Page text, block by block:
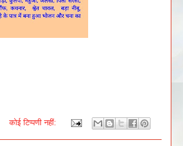
कोई टिप्पणी नहीं: